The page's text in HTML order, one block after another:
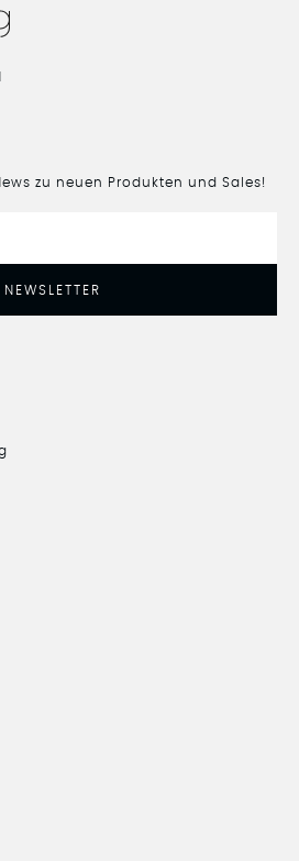
zu neuen Produkten und Sales!
NEWSLETTER